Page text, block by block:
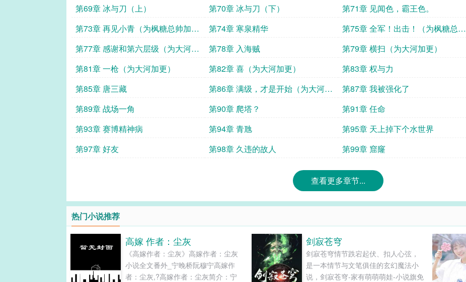
的本少加更）
第69章 冰与刀（上）
第70章 冰与刀（下） 第71章 见闻色，霸王色。
第73章 再见小青（为枫糖总帅加
更）
第74章 寒泉精华
第75章 全军！出击！（为枫糖总帅
加更）
第77章 感谢和第六层级（为大河加
更）
第78章 入海贼 第79章 横扫（为大河加更）
第81章 一枪（为大河加更）
第82章 喜（为大河加更） 第83章 权与力
第85章 唐三藏
第86章 满级，才是开始（为大河加
更）
第87章 我被强化了
第89章 战场一角
第90章 爬塔？ 第91章 任命
第93章 赛博精神病
第94章 青虺 第95章 天上掉下个水世界
第97章 好友
第98章 久违的故人 第99章 窟窿
查看更多章节...
热门小说推荐
高嫁 作者：尘灰
《高嫁作者：尘灰》高嫁作者：尘灰
小说全文番外_宁晚桥阮穆宁高嫁作
者：尘灰,?高嫁作者：尘灰简介：宁
剑寂苍穹
剑寂苍穹情节跌宕起伏、扣人心弦，
是一本情节与文笔俱佳的玄幻魔法小
说，剑寂苍穹-家有萌萌萌娃-小说旗免